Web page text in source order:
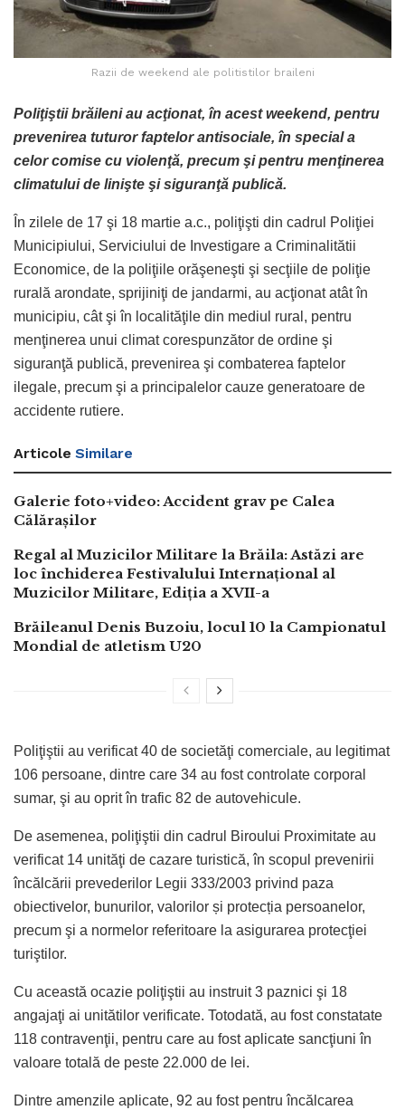
Razii de weekend ale politistilor braileni
Poliţiştii brăileni au acţionat, în acest weekend, pentru
prevenirea tuturor faptelor antisociale, în special a
celor comise cu violenţă, precum şi pentru menţinerea
climatului de linişte şi siguranţă publică.
În zilele de 17 şi 18 martie a.c., poliţişti din cadrul Poliţiei
Municipiului, Serviciului de Investigare a Criminalitătii
Economice, de la poliţiile orăşeneşti şi secţiile de poliţie
rurală arondate, sprijiniţi de jandarmi, au acţionat atât în
municipiu, cât şi în localităţile din mediul rural, pentru
menţinerea unui climat corespunzător de ordine şi
siguranţă publică, prevenirea şi combaterea faptelor
ilegale, precum şi a principalelor cauze generatoare de
accidente rutiere.
Articole Similare
Galerie foto+video: Accident grav pe Calea
Călărașilor
Regal al Muzicilor Militare la Brăila: Astăzi are
loc închiderea Festivalului Internațional al
Muzicilor Militare, Ediția a XVII-a
Brăileanul Denis Buzoiu, locul 10 la Campionatul
Mondial de atletism U20
Poliţiştii au verificat 40 de societăţi comerciale, au legitimat
106 persoane, dintre care 34 au fost controlate corporal
sumar, şi au oprit în trafic 82 de autovehicule.
De asemenea, poliţiştii din cadrul Biroului Proximitate au
verificat 14 unităţi de cazare turistică, în scopul prevenirii
încălcării prevederilor Legii 333/2003 privind paza
obiectivelor, bunurilor, valorilor și protecția persoanelor,
precum şi a normelor referitoare la asigurarea protecţiei
turiştilor.
Cu această ocazie poliţiştii au instruit 3 paznici şi 18
angajaţi ai unitătilor verificate. Totodată, au fost constatate
118 contravenţii, pentru care au fost aplicate sancţiuni în
valoare totală de peste 22.000 de lei.
Dintre amenzile aplicate, 92 au fost pentru încălcarea